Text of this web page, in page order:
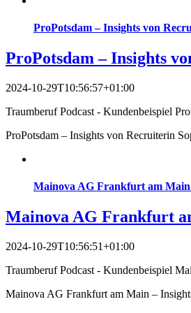
ProPotsdam – Insights von
ProPotsdam – Insights
2024-10-29T10:56:57+01:00
Traumberuf Podcast - Kundenbeispiel
ProPotsdam – Insights von Recruiterin
Mainova AG Frankfurt am Main
Mainova AG Frankfurt
2024-10-29T10:56:51+01:00
Traumberuf Podcast - Kundenbeispiel
Mainova AG Frankfurt am Main –